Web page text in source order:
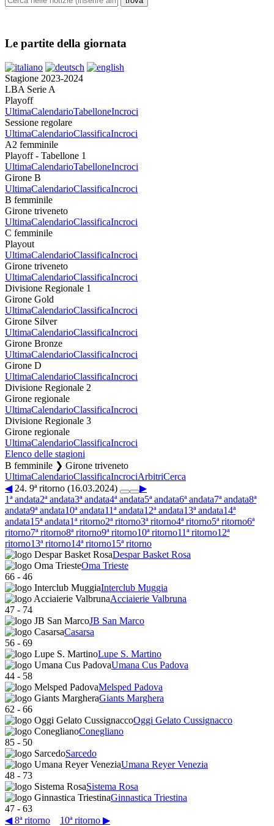
Le partite della giornata
Stagione 2023-2024
LBA Serie A
Playoff
UltimaCalendarioTabelloneIncroci
Sessione regolare
UltimaCalendarioClassificaIncroci
A2 femminile
Playoff - Tabellone 1
UltimaCalendarioTabelloneIncroci
Girone B
UltimaCalendarioClassificaIncroci
B femminile
Girone triveneto
UltimaCalendarioClassificaIncroci
C femminile
Playout
UltimaCalendarioClassificaIncroci
Girone triveneto
UltimaCalendarioClassificaIncroci
Divisione Regionale 1
Girone Gold
UltimaCalendarioClassificaIncroci
Girone Silver
UltimaCalendarioClassificaIncroci
Girone Bronze
UltimaCalendarioClassificaIncroci
Girone D
UltimaCalendarioClassificaIncroci
Divisione Regionale 2
Girone regionale
UltimaCalendarioClassificaIncroci
Divisione Regionale 3
Girone regionale
UltimaCalendarioClassificaIncroci
Elenco delle stagioni
B femminile ❯ Girone triveneto
UltimaCalendarioClassificaIncrociArbitriCerca
◀24. 9ª ritorno (16.03.2024)
▶
1ª andata2ª andata3ª andata4ª andata5ª andata6ª andata7ª andata8ª
andata9ª andata10ª andata11ª andata12ª andata13ª andata14ª
andata15ª andata1ª ritorno2ª ritorno3ª ritorno4ª ritorno5ª ritorno6ª
ritorno7ª ritorno8ª ritorno9ª ritorno10ª ritorno11ª ritorno12ª
ritorno13ª ritorno14ª ritorno15ª ritorno
Despar Basket Rosa
Oma Trieste
66 - 46
Interclub Muggia
Acciaierie Valbruna
47 - 74
JB San Marco
Casarsa
56 - 69
Lupe S. Martino
Umana Cus Padova
44 - 58
Melsped Padova
Giants Marghera
62 - 66
Oggi Gelato Cussignacco
Conegliano
85 - 50
Sarcedo
Umana Reyer Venezia
48 - 73
Sistema Rosa
Ginnastica Triestina
47 - 63
◀ 8ª ritorno
10ª ritorno ▶